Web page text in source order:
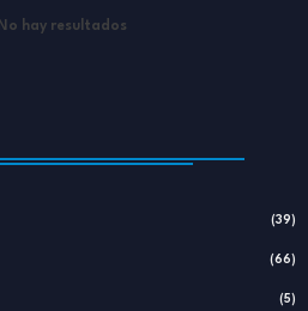
No hay resultados
(39)
(66)
(5)